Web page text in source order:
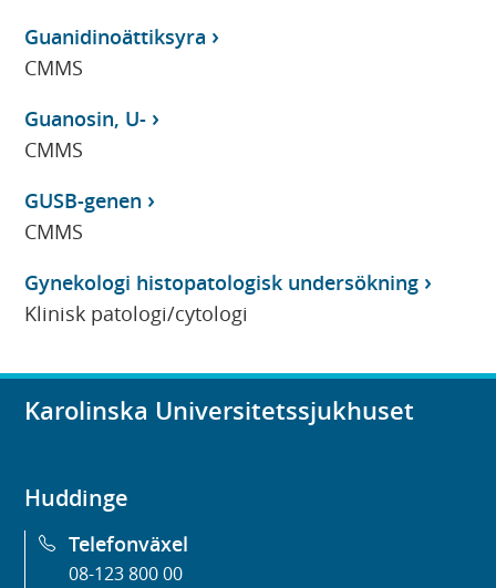
Guanidinoättiksyra
CMMS
Guanosin, U-
CMMS
GUSB-genen
CMMS
Gynekologi histopatologisk undersökning
Klinisk patologi/cytologi
Karolinska Universitetssjukhuset
Huddinge
Telefonväxel
08-123 800 00